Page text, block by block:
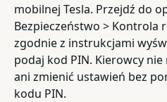
mobilnej Tesla. Przejdź do
Bezpieczeństwo > Kontrola
zgodnie z instrukcjami
podaj kod PIN. Kierowcy
ani zmienić ustawień bez
kodu PIN.